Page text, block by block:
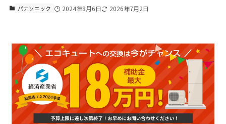
パナソニック 2024年8月6日 2026年7月2日